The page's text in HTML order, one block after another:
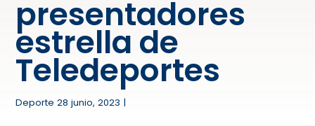
presentadores
estrella de
Teledeportes
Deporte 28 junio, 2023 |